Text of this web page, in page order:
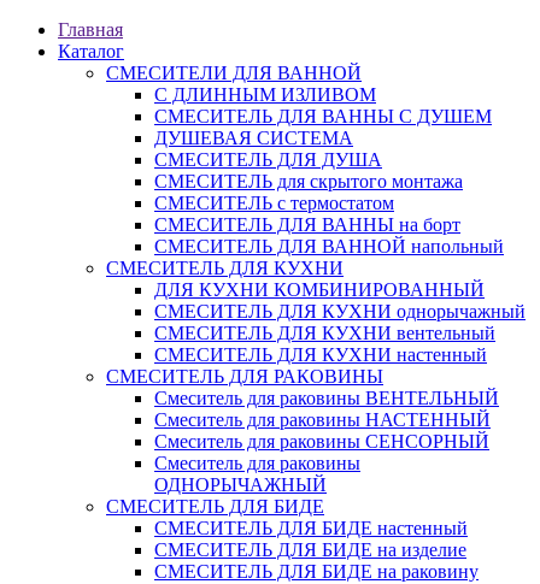
Главная
Каталог
СМЕСИТЕЛИ ДЛЯ ВАННОЙ
С ДЛИННЫМ ИЗЛИВОМ
СМЕСИТЕЛЬ ДЛЯ ВАННЫ С ДУШЕМ
ДУШЕВАЯ СИСТЕМА
СМЕСИТЕЛЬ ДЛЯ ДУША
СМЕСИТЕЛЬ для скрытого монтажа
СМЕСИТЕЛЬ с термостатом
СМЕСИТЕЛЬ ДЛЯ ВАННЫ на борт
СМЕСИТЕЛЬ ДЛЯ ВАННОЙ напольный
СМЕСИТЕЛЬ ДЛЯ КУХНИ
ДЛЯ КУХНИ КОМБИНИРОВАННЫЙ
СМЕСИТЕЛЬ ДЛЯ КУХНИ однорычажный
СМЕСИТЕЛЬ ДЛЯ КУХНИ вентельный
СМЕСИТЕЛЬ ДЛЯ КУХНИ настенный
СМЕСИТЕЛЬ ДЛЯ РАКОВИНЫ
Смеситель для раковины ВЕНТЕЛЬНЫЙ
Смеситель для раковины НАСТЕННЫЙ
Смеситель для раковины СЕНСОРНЫЙ
Смеситель для раковины
ОДНОРЫЧАЖНЫЙ
СМЕСИТЕЛЬ ДЛЯ БИДЕ
СМЕСИТЕЛЬ ДЛЯ БИДЕ настенный
СМЕСИТЕЛЬ ДЛЯ БИДЕ на изделие
СМЕСИТЕЛЬ ДЛЯ БИДЕ на раковину